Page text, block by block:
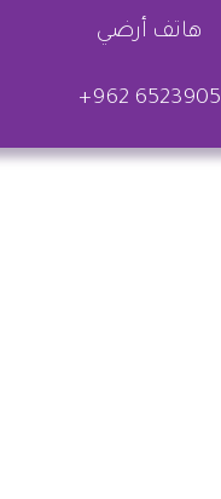
هاتف أرضي
+962 6523905